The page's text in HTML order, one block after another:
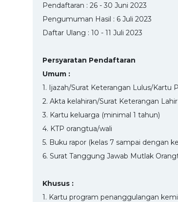
Pendaftaran : 26 - 30 Juni 2023
Pengumuman Hasil : 6 Juli 2023
Daftar Ulang : 10 - 11 Juli 2023
Persyaratan Pendaftaran
Umum :
1. Ijazah/Surat Keterangan Lulus/Kartu
2. Akta kelahiran/Surat Keterangan Lahir
3. Kartu keluarga (minimal 1 tahun)
4. KTP orangtua/wali
5. Buku rapor (kelas 7 sampai dengan
6. Surat Tanggung Jawab Mutlak
Khusus :
1. Kartu program penanggulangan